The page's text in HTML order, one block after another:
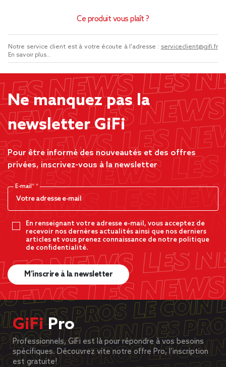
Ce produit vous plaît ?
Notre service client est à votre écoute à l'adresse : serviceclient@gifi.fr
En savoir plus...
Ne manquez pas la
newsletter GiFi
Pour être informé des nouveautés et des offres
privées, inscrivez-vous à la newsletter
E-mail*
En renseignant votre adresse e-mail, vous acceptez de
recevoir nos dernères actualités ainsi que nos derniers
articles et vous prenez connaissance de notre politique
de confidentialité.
M’inscrire à la newsletter
GiFiPro
Professionnels, GiFi est là pour répondre à vos besoins
spécifiques. Découvrez vite notre offre Pro, l’inscription
est gratuite!